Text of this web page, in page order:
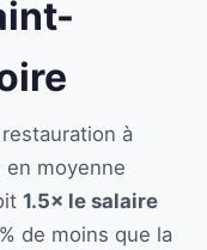
à
moyenne
1.5× le salaire
de moins que la